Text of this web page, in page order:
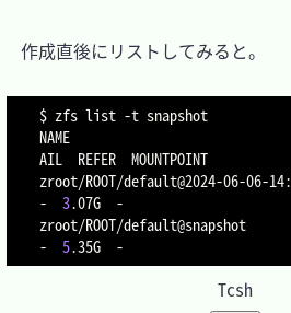
作成直後にリストしてみると。
$ zfs list -t snapshot
NAME
AIL  REFER  MOUNTPOINT
zroot/ROOT/default@2024-06-06-
- 3.07G  -
zroot/ROOT/
- 5
Tcsh